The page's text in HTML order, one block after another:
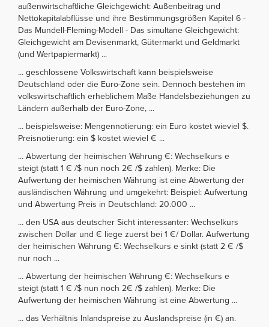
außenwirtschaftliche Gleichgewicht: Außenbeitrag und
Nettokapitalabflüsse und ihre Bestimmungsgrößen Kapitel 6 -
Das Mundell-Fleming-Modell - Das simultane Gleichgewicht:
Gleichgewicht am Devisenmarkt, Gütermarkt und Geldmarkt
(und Wertpapiermarkt) ...
... geschlossene Volkswirtschaft kann beispielsweise
Deutschland oder die Euro-Zone sein. Dennoch bestehen im
volkswirtschaftlich erheblichem Maße Handelsbeziehungen zu
Ländern außerhalb der Euro-Zone, ...
... beispielsweise: Mengennotierung: ein Euro kostet wieviel $.
Preisnotierung: ein $ kostet wieviel € ...
... Abwertung der heimischen Währung €: Wechselkurs e
steigt (statt 1 € /$ nun noch 2€ /$ zahlen). Merke: Die
Aufwertung der heimischen Währung ist eine Abwertung der
ausländischen Währung und umgekehrt: Beispiel: Aufwertung
und Abwertung Preis in Deutschland: 20.000 ...
... den USA aus deutscher Sicht interessanter: Wechselkurs
zwischen Dollar und € liege zuerst bei 1 €/ Dollar. Aufwertung
der heimischen Währung €: Wechselkurs e sinkt (statt 2 € /$
nur noch ...
... Abwertung der heimischen Währung €: Wechselkurs e
steigt (statt 1 € /$ nun noch 2€ /$ zahlen). Merke: Die
Aufwertung der heimischen Währung ist eine Abwertung ...
... das Verhältnis Inlandspreise zu Auslandspreise (in €) an.